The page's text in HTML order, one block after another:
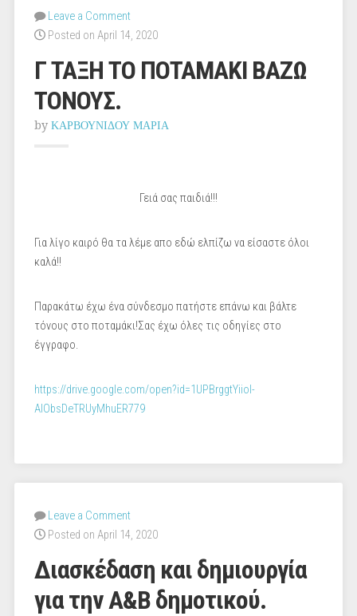
Leave a Comment
Posted on April 14, 2020
Γ ΤΑΞΗ ΤΟ ΠΟΤΑΜΑΚΙ ΒΑΖΩ
ΤΟΝΟΥΣ.
by ΚΑΡΒΟΥΝΙΔΟΥ ΜΑΡΙΑ
Γειά σας παιδιά!!!
Για λίγο καιρό θα τα λέμε απο εδώ ελπίζω να είσαστε όλοι
καλά!!
Παρακάτω έχω ένα σύνδεσμο πατήστε επάνω και βάλτε
τόνους στο ποταμάκι!Σας έχω όλες τις οδηγίες στο
έγγραφο.
https://drive.google.com/open?id=1UPBrggtYiiol-
AIObsDeTRUyMhuER779
Leave a Comment
Posted on April 14, 2020
Διασκέδαση και δημιουργία
για την Α&Β δημοτικού.